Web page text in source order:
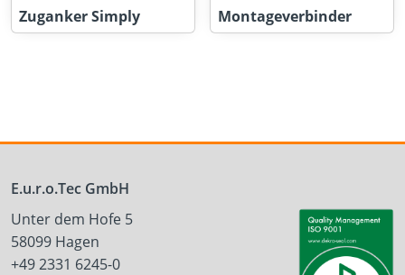
Zuganker Simply Montageverbinder
E.u.r.o.Tec GmbH
Unter dem Hofe 5
58099 Hagen
+49 2331 6245-0